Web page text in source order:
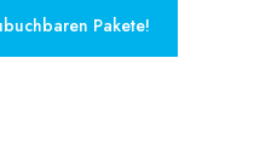
Pakete!